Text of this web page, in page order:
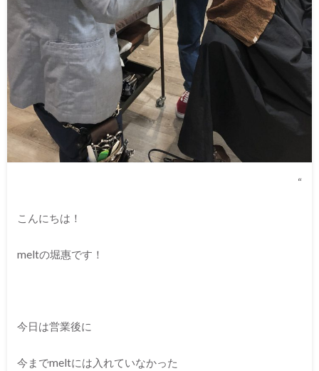
“
こんにちは！
meltの堀惠です！
今日は営業後に
今までmeltには入れていなかった